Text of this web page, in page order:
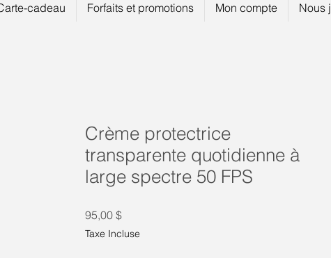
cadeau Forfaits et promotions Mon compte Nous
Crème protectrice
transparente quotidienne à
large spectre 50 FPS
95,00 $Prix
Taxe Incluse